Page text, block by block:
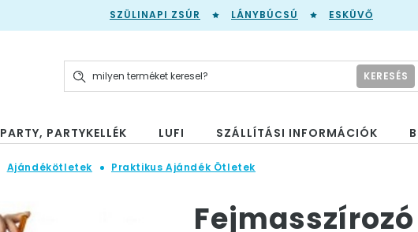
SZÜLINAPI ZSÚR LÁNYBÚCSÚ ESKÜVŐ
KERESÉS
PARTY, PARTYKELLÉK LUFI SZÁLLÍTÁSI INFORMÁCIÓK
Ajándékötletek Praktikus Ajándék Ötletek
Fejmasszírozó